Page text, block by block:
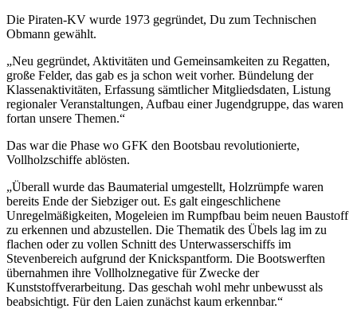
Die Piraten-KV wurde 1973 gegründet, Du zum Technischen
Obmann gewählt.
„Neu gegründet, Aktivitäten und Gemeinsamkeiten zu Regatten,
große Felder, das gab es ja schon weit vorher. Bündelung der
Klassenaktivitäten, Erfassung sämtlicher Mitgliedsdaten, Listung
regionaler Veranstaltungen, Aufbau einer Jugendgruppe, das waren
fortan unsere Themen.“
Das war die Phase wo GFK den Bootsbau revolutionierte,
Vollholzschiffe ablösten.
„Überall wurde das Baumaterial umgestellt, Holzrümpfe waren
bereits Ende der Siebziger out. Es galt eingeschlichene
Unregelmäßigkeiten, Mogeleien im Rumpfbau beim neuen Baustoff
zu erkennen und abzustellen. Die Thematik des Übels lag im zu
flachen oder zu vollen Schnitt des Unterwasserschiffs im
Stevenbereich aufgrund der Knickspantform. Die Bootswerften
übernahmen ihre Vollholznegative für Zwecke der
Kunststoffverarbeitung. Das geschah wohl mehr unbewusst als
beabsichtigt. Für den Laien zunächst kaum erkennbar.“